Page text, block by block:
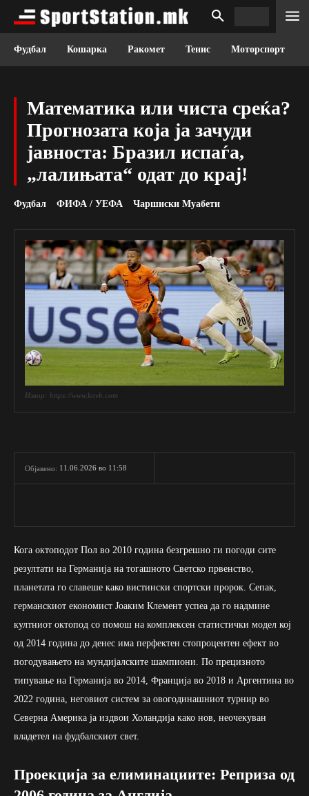
Фудбал Кошарка Ракомет Тенис Моторспорт
Математика или чиста среќа?
Прогнозата која ја зачуди
јавноста: Бразил испаѓа,
„лалињата“ одат до крај!
Фудбал ФИФА / УЕФА Чаршиски Муабети
Извор: https://www.knvb.com
Објавено: 11.06.2026 во 11:58
Кога октоподот Пол во 2010 година безгрешно ги погоди сите
резултати на Германија на тогашното Светско првенство,
планетата го славеше како вистински спортски пророк. Сепак,
германскиот економист Јоаким Клемент успеа да го надмине
култниот октопод со помош на комплексен статистички модел кој
од 2014 година до денес има перфектен стопроцентен ефект во
погодувањето на мундијалските шампиони. По прецизното
типување на Германија во 2014, Франција во 2018 и Аргентина во
2022 година, неговиот систем за овогодинашниот турнир во
Северна Америка ја издвои Холандија како нов, неочекуван
владетел на фудбалскиот свет.
Проекција за елиминациите: Реприза од